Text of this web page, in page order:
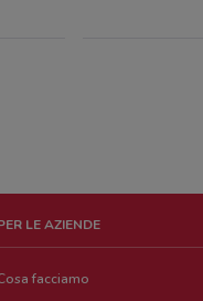
LE AZIENDE
facciamo